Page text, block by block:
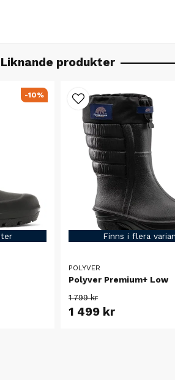
Liknande produkter
-10%
Finns i flera
POLYVER
Polyver Premium+ Low
1 799 kr
1 499 kr